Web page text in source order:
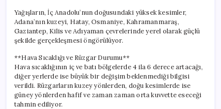
Yağışların, İç Anadolu’nun doğusundaki yüksek kesimler,
Adana’nın kuzeyi, Hatay, Osmaniye, Kahramanmaraş,
Gaziantep, Kilis ve Adıyaman çevrelerinde yerel olarak güçlü
şekilde gerçekleşmesi öngörülüyor.
**Hava Sıcaklığı ve Rüzgar Durumu**
Hava sıcaklığının iç ve batı bölgelerde 4 ila 6 derece artacağı,
diğer yerlerde ise büyük bir değişim beklenmediği bilgisi
verildi. Rüzgarların kuzey yönlerden, doğu kesimlerde ise
güney yönlerden hafif ve zaman zaman orta kuvvette eseceği
tahmin ediliyor.